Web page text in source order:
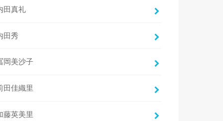
田真礼
田秀
岡美沙子
田佳織里
藤英美里